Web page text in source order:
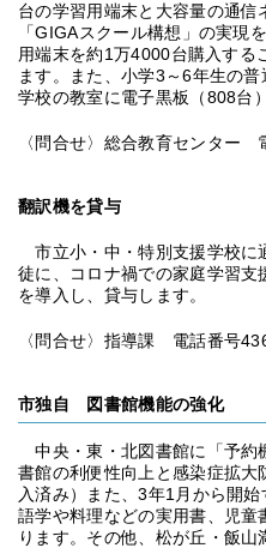
台の学習用端末と大容量の通
「GIGAスクール構想」の実現
用端末を約1万4000台購入する
ます。また、小学3～6年生の
学校の教室に電子黒板（808台
〈問合せ〉総合教育センター
翻訳機を貸与
市立小・中・特別支援学校に
徒に、コロナ禍での家庭学習
を導入し、貸与します。
〈問合せ〉指導課 電話番号
市独自 図書館機能の強化
中央・東・北図書館に「予約
書館の利便性向上と感染症拡
入済み）また、3年1月から開
語学や料理などの実用書、児童
ります。その他、松が丘・飯山